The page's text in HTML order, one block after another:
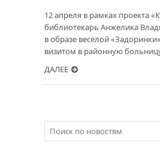
12 апреля в рамках проекта
библиотекарь Анжелика
в образе веселой
визитом в районную
ДАЛЕЕ